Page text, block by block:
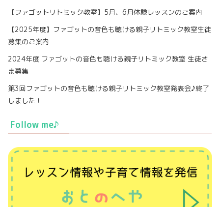
【ファゴットリトミック教室】5月、6月体験レッスンのご案内
【2025年度】ファゴットの音色も聴ける親子リトミック教室生徒
募集のご案内
2024年度 ファゴットの音色も聴ける親子リトミック教室 生徒さ
ま募集
第3回ファゴットの音色も聴ける親子リトミック教室発表会♪終了
しました！
Follow me♪